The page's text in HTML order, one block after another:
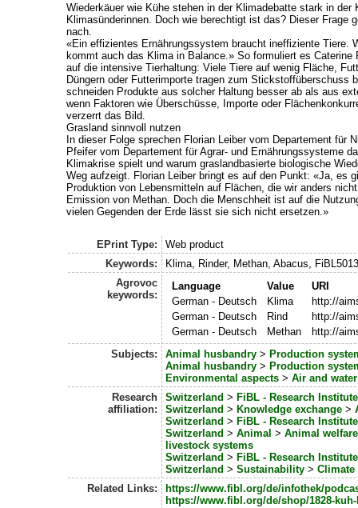
Wiederkäuer wie Kühe stehen in der Klimadebatte stark in der
Klimasünderinnen. Doch wie berechtigt ist das? Dieser Frage
nach.
«Ein effizientes Ernährungssystem braucht ineffiziente Tiere.
kommt auch das Klima in Balance.» So formuliert es
auf die intensive Tierhaltung: Viele Tiere auf wenig Fläche,
Düngern oder Futterimporte tragen zum Stickstoffüberschuss
schneiden Produkte aus solcher Haltung besser ab als aus
wenn Faktoren wie Überschüsse, Importe oder
verzerrt das Bild.
Grasland sinnvoll nutzen
In dieser Folge sprechen Florian Leiber vom Departement für
Pfeifer vom Departement für Agrar- und Ernährungssysteme
Klimakrise spielt und warum graslandbasierte biologische
Weg aufzeigt. Florian Leiber bringt es auf den Punkt: «Ja, es
Produktion von Lebensmitteln auf Flächen, die wir anders
Emission von Methan. Doch die Menschheit ist auf die
vielen Gegenden der Erde lässt sie sich nicht ersetzen.»
EPrint Type:
Web product
Keywords:
Klima, Rinder, Methan, Abacus,
Agrovoc
keywords:
Language Value
URI
German - Deutsch
Klima
http://
German - Deutsch
Rind
http://
German - Deutsch
Methan
http://
Subjects:
Animal husbandry> Production
Animal husbandry> Production
Environmental aspects> Air and
Research
affiliation:
Switzerland > FiBL - Research
Switzerland > Knowledge exchange>
Switzerland > FiBL - Research
Switzerland > Animal > Animal
livestock systems
Switzerland > FiBL - Research
Switzerland > Sustainability> Climate
Related Links:
https://www.fibl.org/de/infothek/
https://www.fibl.org/de/shop/1828-